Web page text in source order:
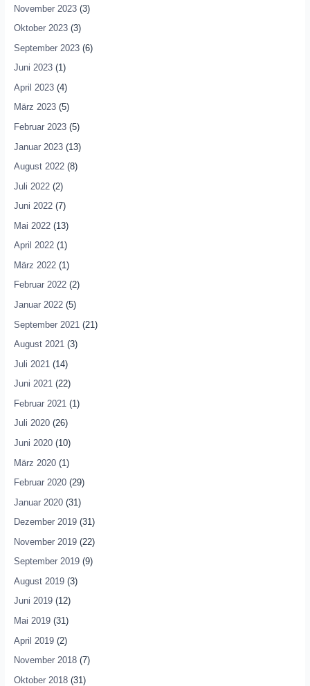
November 2023(3)
Oktober 2023(3)
September 2023(6)
Juni 2023(1)
April 2023(4)
März 2023(5)
Februar 2023(5)
Januar 2023(13)
August 2022(8)
Juli 2022(2)
Juni 2022(7)
Mai 2022(13)
April 2022(1)
März 2022(1)
Februar 2022(2)
Januar 2022(5)
September 2021 (21)
August 2021(3)
Juli 2021 (14)
Juni 2021(22)
Februar 2021 (1)
Juli 2020(26)
Juni 2020(10)
März 2020(1)
Februar 2020(29)
Januar 2020(31)
Dezember 2019(31)
November 2019(22)
September 2019(9)
August 2019(3)
Juni 2019(12)
Mai 2019(31)
April 2019(2)
November 2018(7)
Oktober 2018(31)